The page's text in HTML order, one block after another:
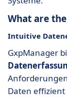
What are
Intuitive
GxpManager
Daten